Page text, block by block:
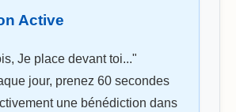
Active
Je place devant toi..."
jour, prenez 60 secondes
une bénédiction dans